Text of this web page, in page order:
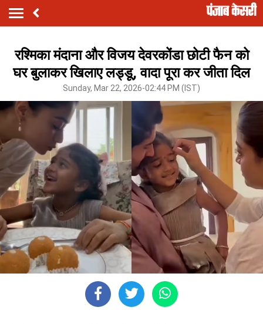
रश्मिका मंदाना और विजय देवरकोंडा छोटी फैन को
घर बुलाकर खिलाए लड्डू, वादा पूरा कर जीता दिल
Sunday, Mar 22, 2026-02:44 PM (IST)